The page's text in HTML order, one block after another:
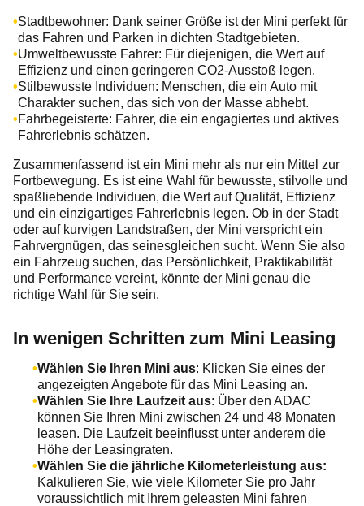
Stadtbewohner: Dank seiner Größe ist der Mini perfekt für
das Fahren und Parken in dichten Stadtgebieten.
Umweltbewusste Fahrer: Für diejenigen, die Wert auf
Effizienz und einen geringeren CO2-Ausstoß legen.
Stilbewusste Individuen: Menschen, die ein Auto mit
Charakter suchen, das sich von der Masse abhebt.
Fahrbegeisterte: Fahrer, die ein engagiertes und aktives
Fahrerlebnis schätzen.
Zusammenfassend ist ein Mini mehr als nur ein Mittel zur
Fortbewegung. Es ist eine Wahl für bewusste, stilvolle und
spaßliebende Individuen, die Wert auf Qualität, Effizienz
und ein einzigartiges Fahrerlebnis legen. Ob in der Stadt
oder auf kurvigen Landstraßen, der Mini verspricht ein
Fahrvergnügen, das seinesgleichen sucht. Wenn Sie also
ein Fahrzeug suchen, das Persönlichkeit, Praktikabilität
und Performance vereint, könnte der Mini genau die
richtige Wahl für Sie sein.
In wenigen Schritten zum Mini Leasing
Wählen Sie Ihren Mini aus: Klicken Sie eines der
angezeigten Angebote für das Mini Leasing an.
Wählen Sie Ihre Laufzeit aus: Über den ADAC
können Sie Ihren Mini zwischen 24 und 48 Monaten
leasen. Die Laufzeit beeinflusst unter anderem die
Höhe der Leasingraten.
Wählen Sie die jährliche Kilometerleistung aus:
Kalkulieren Sie, wie viele Kilometer Sie pro Jahr
voraussichtlich mit Ihrem geleasten Mini fahren